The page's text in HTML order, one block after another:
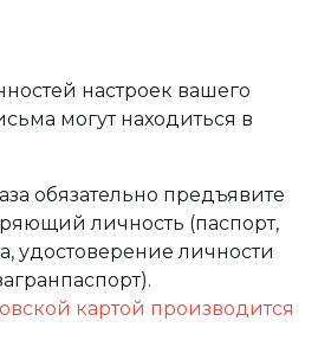
настроек вашего
могут находиться в
обязательно предъявите
личность (паспорт,
удостоверение личности
картой производится